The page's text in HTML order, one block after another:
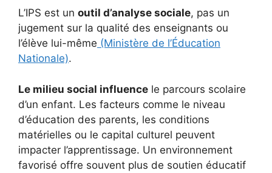
L’IPS est un outil d’analyse sociale, pas un
jugement sur la qualité des enseignants ou
l’élève lui-même (Ministère de l’Éducation
Nationale).
Le milieu social influence le parcours scolaire
d’un enfant. Les facteurs comme le niveau
d’éducation des parents, les conditions
matérielles ou le capital culturel peuvent
impacter l’apprentissage. Un environnement
favorisé offre souvent plus de soutien éducatif